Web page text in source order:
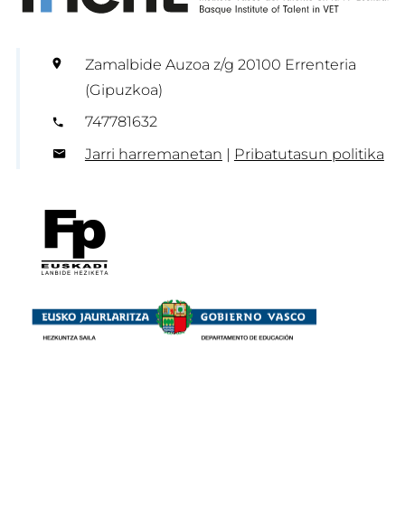
Zamalbide Auzoa z/g 20100 Errenteria
(Gipuzkoa)
747781632
Jarri harremanetan | Pribatutasun politika